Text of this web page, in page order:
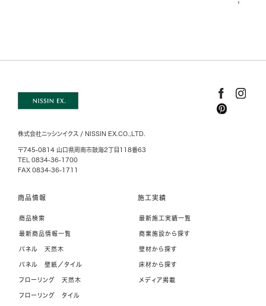
株式会社ニッシンイクス / NISSIN EX.CO.,LTD.
〒745-0814 山口県周南市鼓海2丁目118番63
TEL 0834-36-1700
FAX 0834-36-1711
商品情報
商品検索
最新商品情報一覧
パネル 天然木
パネル 壁紙／タイル
フローリング 天然木
フローリング タイル
施工実績
最新施工実績一覧
商業施設から探す
壁材から探す
床材から探す
メディア掲載